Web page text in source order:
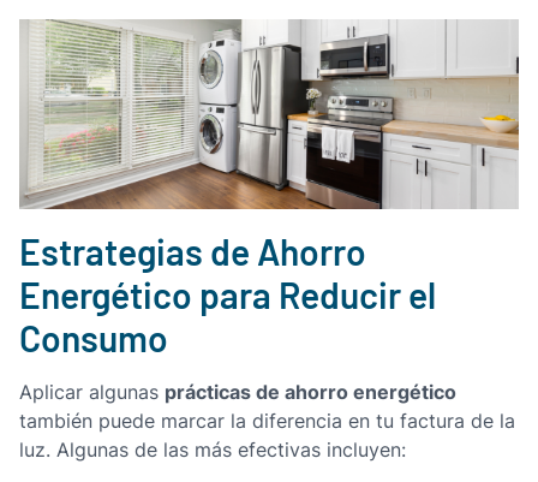
Estrategias de Ahorro
Energético para Reducir el
Consumo
Aplicar algunas prácticas de ahorro energético
también puede marcar la diferencia en tu factura de la
luz. Algunas de las más efectivas incluyen: